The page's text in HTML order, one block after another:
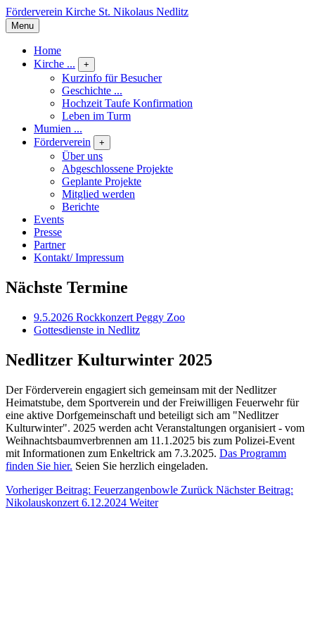
Förderverein Kirche St. Nikolaus Nedlitz
Menu
Home
Kirche ...
+
Kurzinfo für Besucher
Geschichte ...
Hochzeit Taufe Konfirmation
Leben im Turm
Mumien ...
Förderverein
+
Über uns
Abgeschlossene Projekte
Geplante Projekte
Mitglied werden
Berichte
Events
Presse
Partner
Kontakt/ Impressum
Nächste Termine
9.5.2026 Rockkonzert Peggy Zoo
Gottesdienste in Nedlitz
Nedlitzer Kulturwinter 2025
Der Förderverein engagiert sich gemeinsam mit der Nedlitzer
Heimatstube, dem Sportverein und der Freiwilligen Feuerwehr für
eine aktive Dorfgemeinschaft und beteiligt sich am "Nedlitzer
Kulturwinter". 2025 werden acht Veranstaltungen organisiert - vom
Weihnachtsbaumverbrennen am 11.1.2025 bis zum Polizei-Event
mit Informationen zum Enkeltrick am 7.3.2025. Das Programm
finden Sie hier. Seien Sie herzlich eingeladen.
Vorheriger Beitrag: Feuerzangenbowle Zurück Nächster Beitrag:
Nikolauskonzert 6.12.2024 Weiter